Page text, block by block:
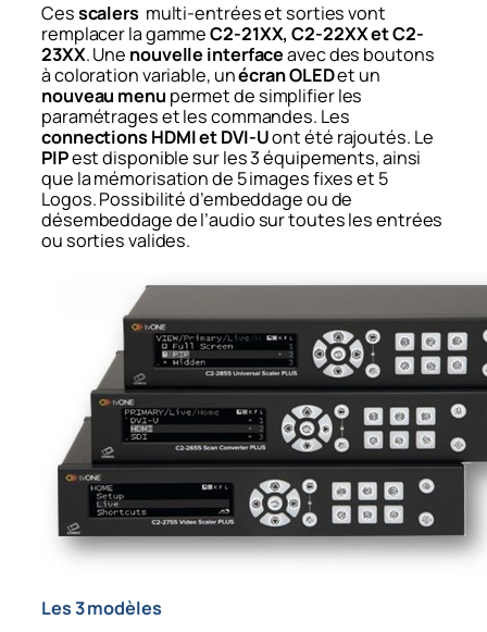
Cesscalersmulti-entrées et sorties vont
remplacer la gammeC2-21XX, C2-22XX et C2-
23XX. Une nouvelle interfaceavec des boutons
à coloration variable, unécran OLEDet un
nouveau menu permet de simplifier les
paramétrages et les commandes. Les
connections HDMI et DVI-Uont été rajoutés. Le
PIPest disponible sur les 3 équipements, ainsi
que la mémorisation de 5 images fixes et 5
Logos. Possibilité d’embeddage ou de
désembeddage de l’audio sur toutes les entrées
ou sorties valides.
Les 3 modèles